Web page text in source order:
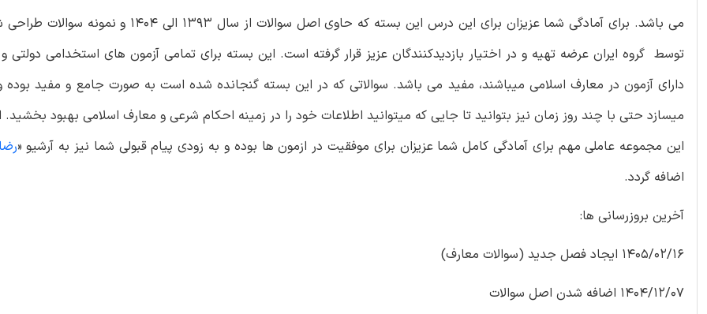
می باشد. برای آمادگی شما عزیزان برای این درس این بسته که حاوی اصل سوالات از سال
توسط گروه ایران عرضه تهیه و در اختیار بازدیدکنندگان عزیز قرار گرفته است. این بسته برای تمامی آزمون های استخدامی
دارای آزمون در معارف اسلامی میباشند، مفید می باشد. سوالاتی که در این بسته گنجانده شده است به صورت جامع و مفید بوده و
میسازد حتی با چند روز زمان نیز بتوانید تا جایی که میتوانید اطلاعات خود را در زمینه احکام شرعی و معارف اسلامی بهبود
این مجموعه عاملی مهم برای آمادگی کامل شما عزیزان برای موفقیت در ازمون ها بوده و به زودی پیام قبولی شما نیز به آرشیو «
اضافه گردد.
آخرین بروزرسانی ها:
1405/02/16 ایجاد فصل جدید (سوالات معارف)
1404/12/07 اضافه شدن اصل سوالات